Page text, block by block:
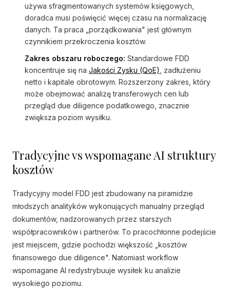
używa sfragmentowanych systemów księgowych,
doradca musi poświęcić więcej czasu na normalizację
danych. Ta praca „porządkowania" jest głównym
czynnikiem przekroczenia kosztów.
Zakres obszaru roboczego: Standardowe FDD
koncentruje się na Jakości Zysku (QoE)
, zadłużeniu
netto i kapitale obrotowym. Rozszerzony zakres, który
może obejmować analizę transferowych cen lub
przegląd due diligence podatkowego, znacznie
zwiększa poziom wysiłku.
Tradycyjne vs wspomagane AI struktury
kosztów
Tradycyjny model FDD jest zbudowany na piramidzie
młodszych analityków wykonujących manualny przegląd
dokumentów, nadzorowanych przez starszych
współpracowników i partnerów. To pracochłonne podejście
jest miejscem, gdzie pochodzi większość „kosztów
finansowego due diligence". Natomiast workflow
wspomagane AI redystrybuuje wysiłek ku analizie
wysokiego poziomu.